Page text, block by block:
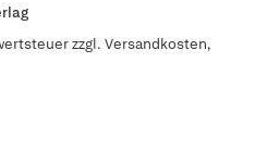
zzgl. Versandkosten,